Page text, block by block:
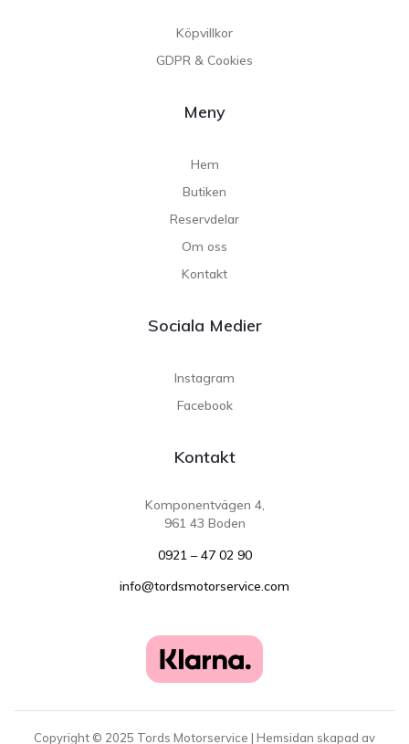
Köpvillkor
GDPR & Cookies
Meny
Hem
Butiken
Reservdelar
Om oss
Kontakt
Sociala Medier
Instagram
Facebook
Kontakt
Komponentvägen 4,
961 43 Boden
0921 – 47 02 90
info@tordsmotorservice.com
Copyright © 2025 Tords Motorservice | Hemsidan skapad av